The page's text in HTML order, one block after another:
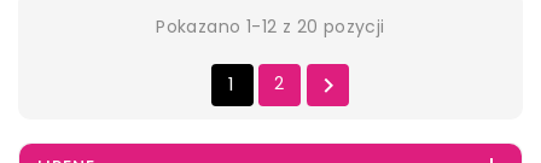
Pokazano 1-12 z 20 pozycji
1 2 